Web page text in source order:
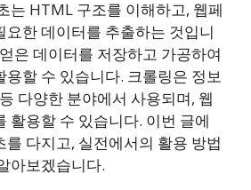
는 HTML 구조를 이해하고, 웹페
요한 데이터를 추출하는 것입니
은 데이터를 저장하고 가공하여
용할 수 있습니다. 크롤링은 정보
다양한 분야에서 사용되며, 웹
활용할 수 있습니다. 이번 글에
를 다지고, 실전에서의 활용 방법
아보겠습니다.